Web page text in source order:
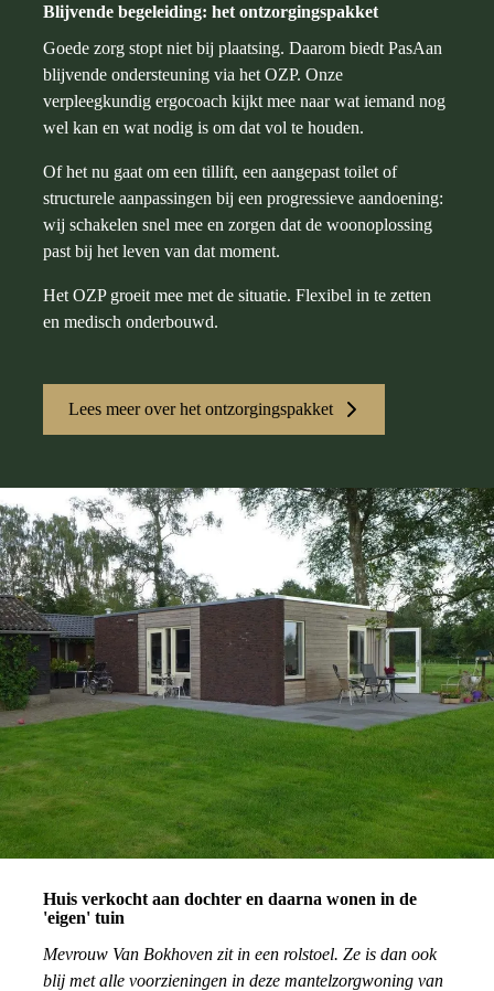
Blijvende begeleiding: het ontzorgingspakket
Goede zorg stopt niet bij plaatsing. Daarom biedt PasAan
blijvende ondersteuning via het OZP. Onze
verpleegkundig ergocoach kijkt mee naar wat iemand nog
wel kan en wat nodig is om dat vol te houden.
Of het nu gaat om een tillift, een aangepast toilet of
structurele aanpassingen bij een progressieve aandoening:
wij schakelen snel mee en zorgen dat de woonoplossing
past bij het leven van dat moment.
Het OZP groeit mee met de situatie. Flexibel in te zetten
en medisch onderbouwd.
Lees meer over het ontzorgingspakket
Huis verkocht aan dochter en daarna wonen in de
'eigen' tuin
Mevrouw Van Bokhoven zit in een rolstoel. Ze is dan ook
blij met alle voorzieningen in deze mantelzorgwoning van